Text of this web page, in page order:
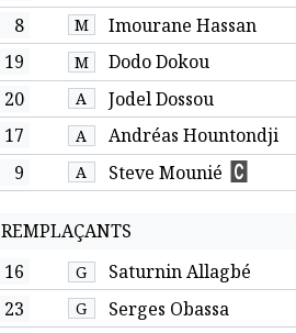
8 M
Imourane Hassan
19
M Dodo Dokou
20 A Jodel Dossou
17 A Andréas Hountondji
9 A Steve Mounié
REMPLAÇANTS
16
G
Saturnin Allagbé
23
G
Serges Obassa